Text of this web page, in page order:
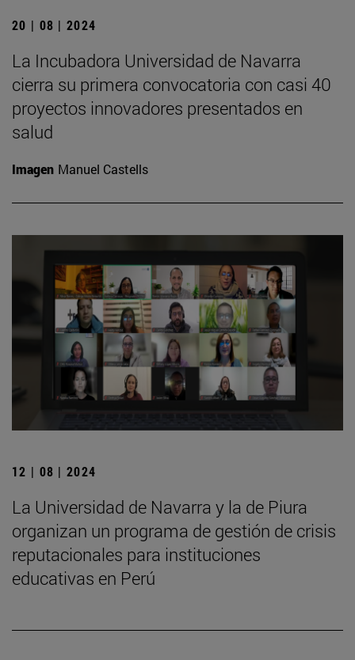
20 | 08 | 2024
La Incubadora Universidad de Navarra
cierra su primera convocatoria con casi 40
proyectos innovadores presentados en
salud
Imagen Manuel Castells
12 | 08 | 2024
La Universidad de Navarra y la de Piura
organizan un programa de gestión de crisis
reputacionales para instituciones
educativas en Perú